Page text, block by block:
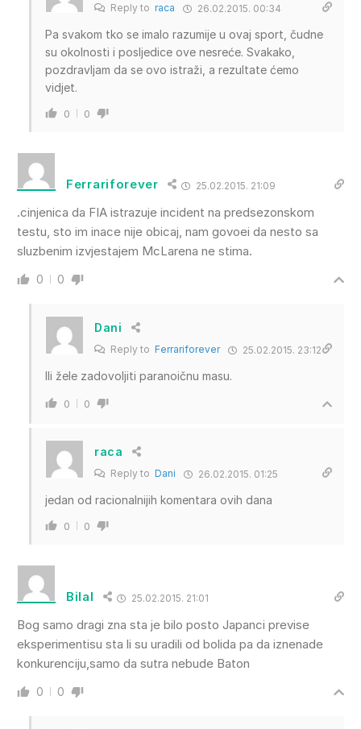
Reply to raca 26.02.2015. 00:34
Pa svakom tko se imalo razumije u ovaj sport, čudne
su okolnosti i posljedice ove nesreće. Svakako,
pozdravljam da se ovo istraži, a rezultate ćemo
vidjet.
0 0
Ferrariforever 25.02.2015. 21:09
.cinjenica da FIA istrazuje incident na predsezonskom
testu, sto im inace nije obicaj, nam govoei da nesto sa
sluzbenim izvjestajem McLarena ne stima.
0 0
Dani
Reply to Ferrariforever 25.02.2015. 23:12
Ili žele zadovoljiti paranoičnu masu.
0 0
raca
Reply to Dani 26.02.2015. 01:25
jedan od racionalnijih komentara ovih dana
0 0
Bilal 25.02.2015. 21:01
Bog samo dragi zna sta je bilo posto Japanci previse
eksperimentisu sta li su uradili od bolida pa da iznenade
konkurenciju,samo da sutra nebude Baton
0 0